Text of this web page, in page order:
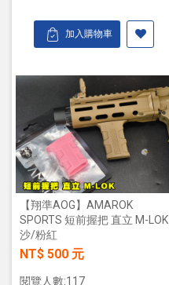
加入購物車
【翔準AOG】AMAROK
SPORTS 短前握把 直立 M-LOK
沙/粉紅
NT$ 500 元
閱覽人數:117